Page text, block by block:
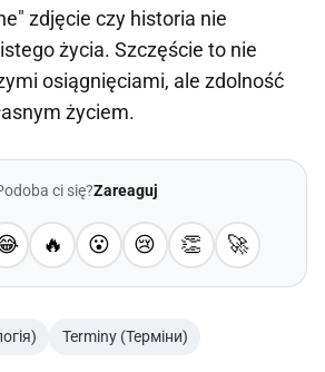
zdjęcie czy historia nie
życia. Szczęście to nie
osiągnięciami, ale zdolność
życiem.
ci się?Zareaguj
🔥 😮 😢 👏 🚀
Terminy (Терміни)